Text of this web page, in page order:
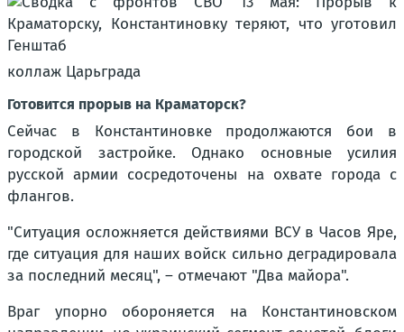
коллаж Царьграда
Готовится прорыв на Краматорск?
Сейчас в Константиновке продолжаются бои в
городской застройке. Однако основные усилия
русской армии сосредоточены на охвате города с
флангов.
"Ситуация осложняется действиями ВСУ в Часов Яре,
где ситуация для наших войск сильно деградировала
за последний месяц", – отмечают "Два майора".
Враг упорно обороняется на Константиновском